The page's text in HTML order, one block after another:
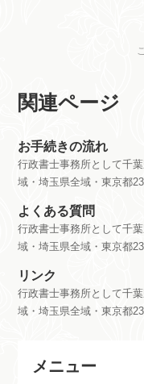
関連ページ
お手続きの流れ
行政書士事務所として千
域・埼玉県全域・東京都23
相続・遺言書作成・建設業
を主業務として活動して
す。
よくある質問
行政書士事務所として千
域・埼玉県全域・東京都23
相続・遺言書作成・建設業
を主業務として活動して
す。
リンク
行政書士事務所として千
域・埼玉県全域・東京都23
を主業務として活動してお
メニュー